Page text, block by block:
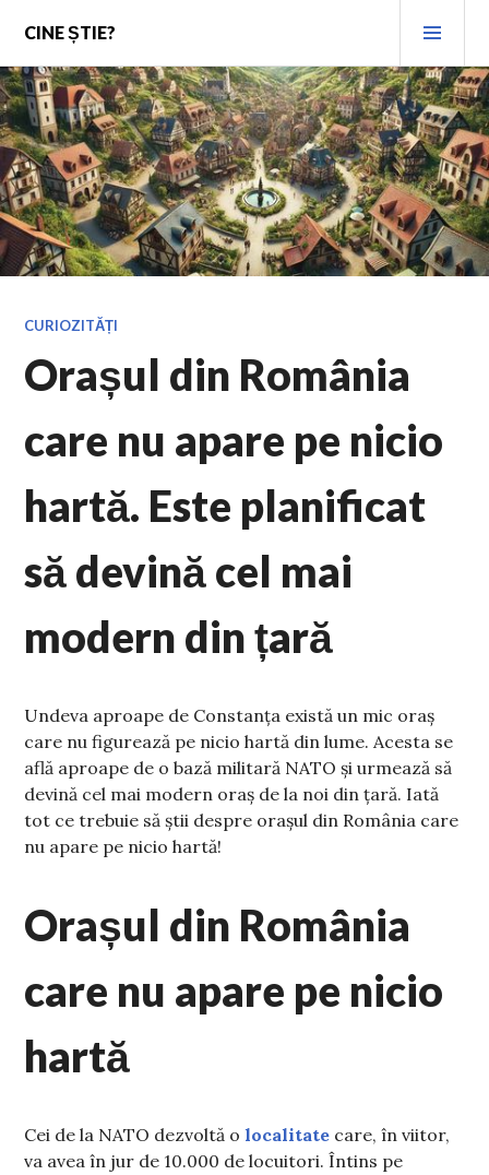
content
CINE ȘTIE?
CURIOZITĂȚI
Orașul din România
care nu apare pe nicio
hartă. Este planificat
să devină cel mai
modern din țară
Undeva aproape de Constanța există un mic oraș
care nu figurează pe nicio hartă din lume. Acesta se
află aproape de o bază militară NATO și urmează să
devină cel mai modern oraș de la noi din țară. Iată
tot ce trebuie să știi despre orașul din România care
nu apare pe nicio hartă!
Orașul din România
care nu apare pe nicio
hartă
Cei de la NATO dezvoltă olocalitate care, în viitor,
va avea în jur de 10.000 de locuitori. Întins pe